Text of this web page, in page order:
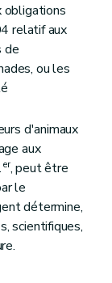
obligations
relatif aux
de
ou les
d'animaux
aux
er, peut être
le
détermine,
scientifiques,